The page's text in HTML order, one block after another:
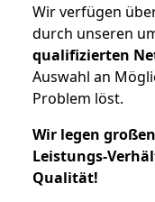
Wir verfügen
durch unseren
qualifizierten
Auswahl an
Problem löst.
Wir legen
Leistungs-
Qualität!